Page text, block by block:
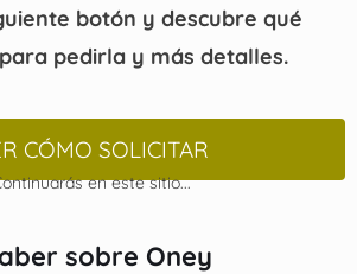
botón y descubre qué
pedirla y más detalles.
CÓMO SOLICITAR
en este sitio...
sobre Oney